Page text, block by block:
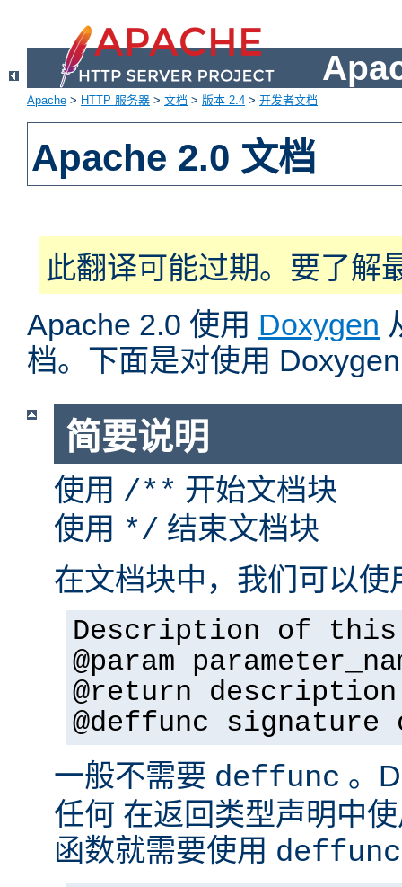
Apache > HTTP 服务器 > 文档 > 版本 2.4 > 开发者文档
Apache 2.0 文档
此翻译可能过期。要了解
Apache 2.0 使用 Doxygen
档。下面是对使用
简要说明
使用 /** 开始文档块
使用 */ 结束文档块
在文档块中，我们可以使
Description of this
@param
@return description
@deffunc
一般不需要 deffunc 。
任何 在返回类型声明中
函数就需要使用 deffunc